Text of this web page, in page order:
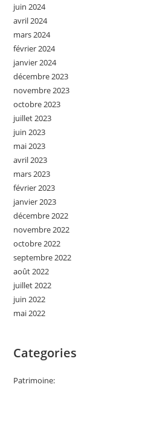
juin 2024
avril 2024
mars 2024
février 2024
janvier 2024
décembre 2023
novembre 2023
octobre 2023
juillet 2023
juin 2023
mai 2023
avril 2023
mars 2023
février 2023
janvier 2023
décembre 2022
novembre 2022
octobre 2022
septembre 2022
août 2022
juillet 2022
juin 2022
mai 2022
Categories
Patrimoine: